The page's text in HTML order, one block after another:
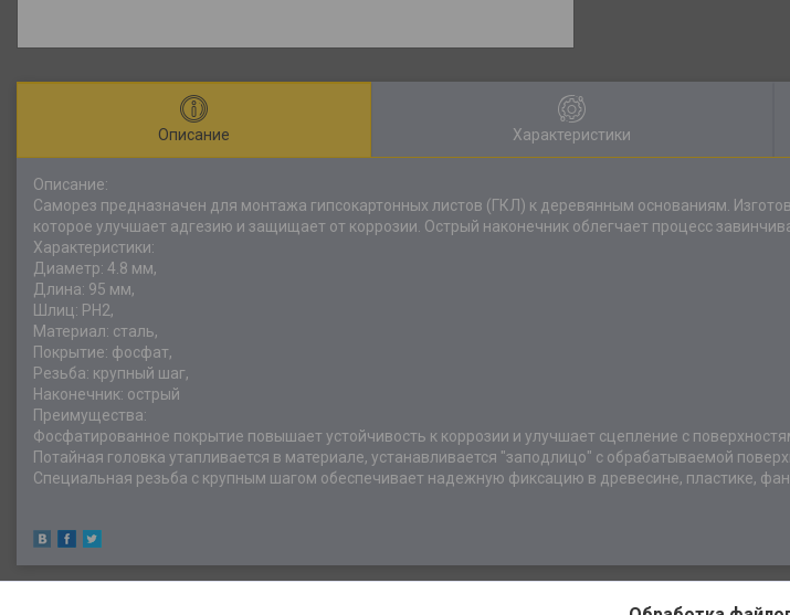
Описание Характеристики
Описание:
Саморез предназначен для монтажа гипсокартонных листов (ГКЛ) к деревянным основаниям.
которое улучшает адгезию и защищает от коррозии. Острый наконечник облегчает процесс
Характеристики:
Диаметр: 4.8 мм,
Длина: 95 мм,
Шлиц: PН2,
Материал: сталь,
Покрытие: фосфат,
Резьба: крупный шаг,
Наконечник: острый
Преимущества:
Фосфатированное покрытие повышает устойчивость к коррозии и улучшает сцепление с
Потайная головка утапливается в материале, устанавливается "заподлицо" с обрабатываемой
Специальная резьба с крупным шагом обеспечивает надежную фиксацию в древесине, пластике,